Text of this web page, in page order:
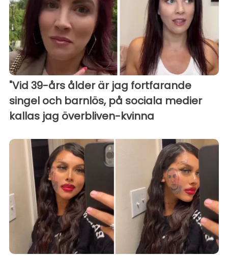
"Vid 39-års ålder är jag fortfarande
singel och barnlös, på sociala medier
kallas jag överbliven-kvinna